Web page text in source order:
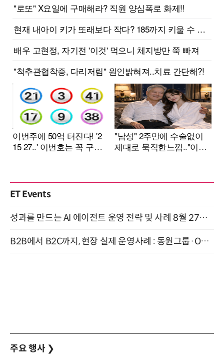
ET Events
성과를 만드는 AI 에이전트 운영 전략 및 사례 8월 27일 개최
B2B에서 B2C까지, 현장 실제 운영사례 : 동원그룹·OCI·다이닝브랜즈그룹·당근 (8/27)
주요 행사 ❯